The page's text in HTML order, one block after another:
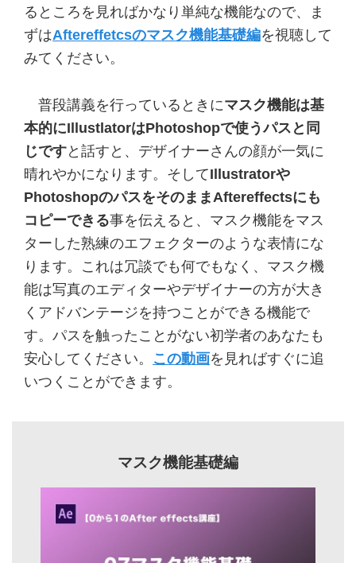
るところを見ればかなり単純な機能なので、ま
ずはAftereffetcsのマスク機能基礎編を視聴して
みてください。
普段講義を行っているときにマスク機能は基
本的にIllustlatorはPhotoshopで使うパスと同
じですと話すと、デザイナーさんの顔が一気に
晴れやかになります。そしてIllustratorや
PhotoshopのパスをそのままAftereffectsにも
コピーできる事を伝えると、マスク機能をマス
ターした熟練のエフェクターのような表情にな
ります。これは冗談でも何でもなく、マスク機
能は写真のエディターやデザイナーの方が大き
くアドバンテージを持つことができる機能で
す。パスを触ったことがない初学者のあなたも
安心してください。 この動画を見ればすぐに追
いつくことができます。
マスク機能基礎編